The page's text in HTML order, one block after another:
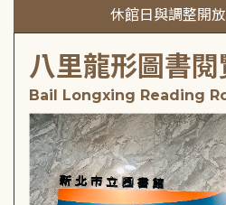
休館日與調整開
八里龍形圖書閱
Bail Longxing Reading